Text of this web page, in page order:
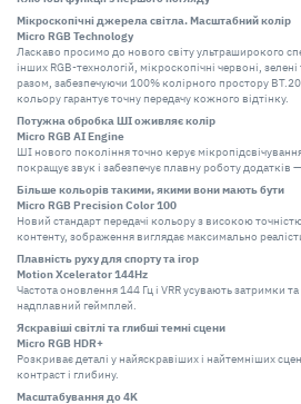
Мікроскопічні джерела світла. Масштабний колір
Micro RGB Technology
Ласкаво просимо до нового світу ультраширокого
інших RGB-технологій, мікроскопічні червоні,
разом, забезпечуючи 100% колірного простору
кольору гарантує точну передачу кожного відтінку.
Потужна обробка ШІ оживляє колір
Micro RGB AI Engine
ШІ нового покоління точно керує
покращує звук і забезпечує плавну роботу додатків
Більше кольорів такими, якими вони мають бути
Micro RGB Precision Color 100
Новий стандарт передачі кольору з високою
контенту, зображення виглядає максимально
Плавність руху для спорту та ігор
Motion Xcelerator 144Hz
Частота оновлення 144 Гц і VRR усувають затримки
надплавний геймплей.
Яскравіші світлі та глибші темні сцени
Micro RGB HDR+
Розкриває деталі у найяскравіших і найтемніших
контраст і глибину.
Масштабування до 4K